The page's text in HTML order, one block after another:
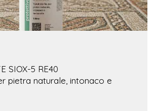
SIOX-5 RE40
pietra naturale, intonaco e